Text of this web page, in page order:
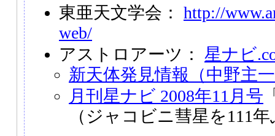
東亜天文学会： http://
web/
アストロアーツ： 星ナビ
新天体発見情報（中野主
月刊星ナビ 2008年11月号
（ジャコビニ彗星を111